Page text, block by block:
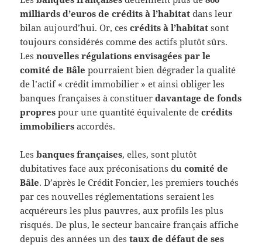
milliards d’euros de crédits à l’habitat dans leur
bilan aujourd’hui. Or, cescrédits à l’habitat sont
toujours considérés comme des actifs plutôt sûrs.
Lesnouvelles régulations envisagées par le
comité de Bâle pourraient bien dégrader la qualité
de l’actif « crédit immobilier » et ainsi obliger les
banques françaises à constituerdavantage de fonds
propres pour une quantité équivalente decrédits
immobiliers accordés.
Lesbanques françaises, elles, sont plutôt
dubitatives face aux préconisations ducomité de
Bâle. D’après le Crédit Foncier, les premiers touchés
par ces nouvelles réglementations seraient les
acquéreurs les plus pauvres, aux profils les plus
risqués. De plus, le secteur bancaire français affiche
depuis des années un destaux de défaut de ses